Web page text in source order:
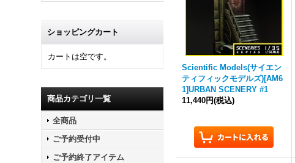
ショッピングカート
カートは空です。
商品カテゴリ一覧
全商品
ご予約受付中
ご予約終了アイテム
Scientific Models(サイエン
ティフィックモデルズ)[AM6
1]URBAN SCENERY #1
11,440円(税込)